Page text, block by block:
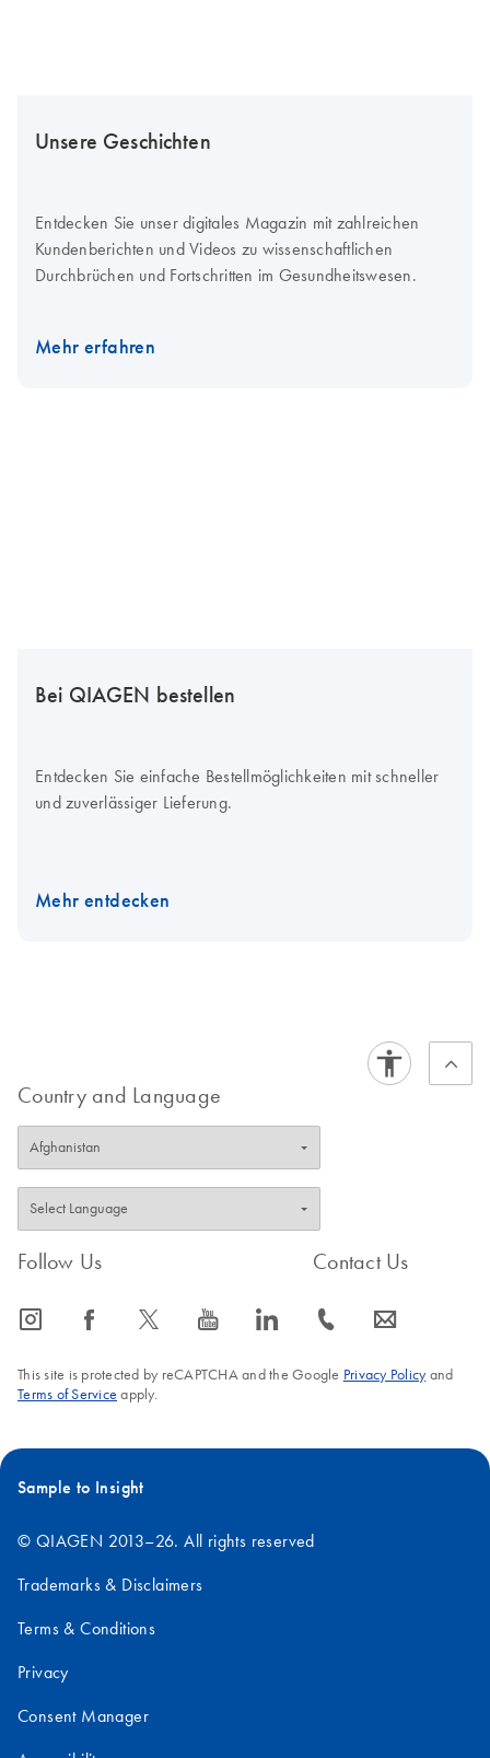
Unsere Geschichten
Entdecken Sie unser digitales Magazin mit zahlreichen
Kundenberichten und Videos zu wissenschaftlichen
Durchbrüchen und Fortschritten im Gesundheitswesen.
Mehr erfahren
Bei QIAGEN bestellen
Entdecken Sie einfache Bestellmöglichkeiten mit schneller
und zuverlässiger Lieferung.
Mehr entdecken
Country and Language
Follow Us
icon_0065_instagram-s icon_0064_facebook-s icon_0340_cc_gen_x-s icon_0077_youtube-s icon_0066_linkedin-s
Contact Us
icon_0072_phone-s icon_0063_envelope-s
This site is protected by reCAPTCHA and the Google Privacy Policyand
Terms of Service apply.
Sample to Insight
© QIAGEN 2013–26. All rights reserved
Trademarks & Disclaimers
Terms & Conditions
Privacy
Consent Manager